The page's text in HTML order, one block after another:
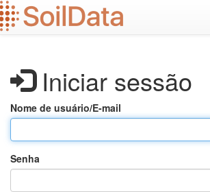
Ir
para
o
Iniciar sessão
Nome de usuário/E-mail
Senha